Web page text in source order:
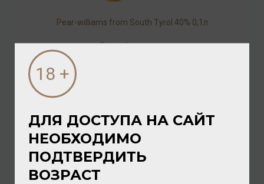
Pear-williams from South Tyrol 40% 0,1л
Водка/ грушевая
ДЛЯ ДОСТУПА НА САЙТ
НЕОБХОДИМО
ПОДТВЕРДИТЬ
ВОЗРАСТ